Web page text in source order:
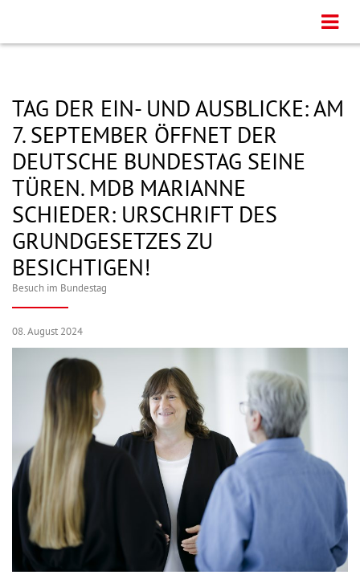
TAG DER EIN- UND AUSBLICKE: AM
7. SEPTEMBER ÖFFNET DER
DEUTSCHE BUNDESTAG SEINE
TÜREN. MDB MARIANNE
SCHIEDER: URSCHRIFT DES
GRUNDGESETZES ZU
BESICHTIGEN!
Besuch im Bundestag
08. August 2024